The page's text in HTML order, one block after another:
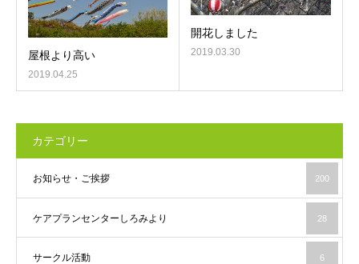
屋根より高い
2019.04.25
開花しました
2019.03.30
カテゴリー
お知らせ・ご挨拶 200
ケアプランセンターしろみより 28
サークル活動 6